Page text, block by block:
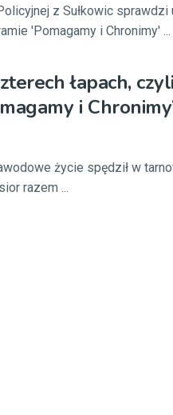
z Sułkowic
'Pomagamy i Chronimy' ...
łapach,
i
życie spędził w
razem ...